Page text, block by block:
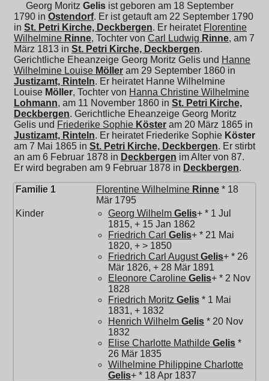
Georg Moritz Gelis ist geboren am 18 September
1790 in Ostendorf. Er ist getauft am 22 September 1790
in St. Petri Kirche, Deckbergen. Er heiratet Florentine
Wilhelmine Rinne, Tochter von Carl Ludwig Rinne, am 7
März 1813 in St. Petri Kirche, Deckbergen.
Gerichtliche Eheanzeige Georg Moritz Gelis und Hanne
Wilhelmine Louise Möller am 29 September 1860 in
Justizamt, Rinteln. Er heiratet Hanne Wilhelmine
Louise Möller, Tochter von Hanna Christine Wilhelmine
Lohmann, am 11 November 1860 in St. Petri Kirche,
Deckbergen. Gerichtliche Eheanzeige Georg Moritz
Gelis und Friederike Sophie Köster am 20 März 1865 in
Justizamt, Rinteln. Er heiratet Friederike Sophie Köster
am 7 Mai 1865 in St. Petri Kirche, Deckbergen. Er stirbt
an am 6 Februar 1878 in Deckbergen im Alter von 87.
Er wird begraben am 9 Februar 1878 in Deckbergen.
Familie 1 Florentine Wilhelmine Rinne * 18
Mär 1795
Kinder
Georg Wilhelm Gelis+ * 1 Jul
1815, + 15 Jan 1862
Friedrich Carl Gelis+ * 21 Mai
1820, + > 1850
Friedrich Carl August Gelis+ * 26
Mär 1826, + 28 Mär 1891
Eleonore Caroline Gelis+ * 2 Nov
1828
Friedrich Moritz Gelis * 1 Mai
1831, + 1832
Henrich Wilhelm Gelis * 20 Nov
1832
Elise Charlotte Mathilde Gelis *
26 Mär 1835
Wilhelmine Philippine Charlotte
Gelis+ * 18 Apr 1837